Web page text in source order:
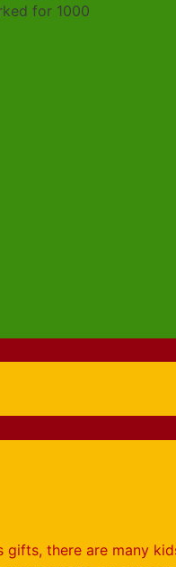
for 1000
gifts, there are many